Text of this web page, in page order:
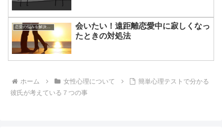
恋愛の悩みを解決する方法
会いたい！遠距離恋愛中に寂しくなっ
たときの対処法
ホーム 女性心理について
簡単心理テストで分かる
彼氏が考えている７つの事